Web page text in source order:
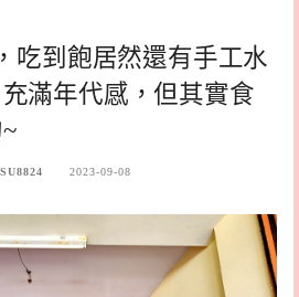
吃到飽居然還有手工水
滿年代感，但其實食
2023-09-08